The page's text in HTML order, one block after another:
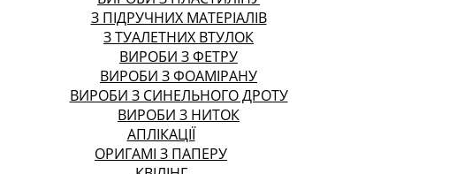
З ПІДРУЧНИХ МАТЕРІАЛІВ
З ТУАЛЕТНИХ ВТУЛОК
ВИРОБИ З ФЕТРУ
ВИРОБИ З ФОАМІРАНУ
ВИРОБИ З СИНЕЛЬНОГО ДРОТУ
ВИРОБИ З НИТОК
АПЛІКАЦІЇ
ОРИГАМІ З ПАПЕРУ